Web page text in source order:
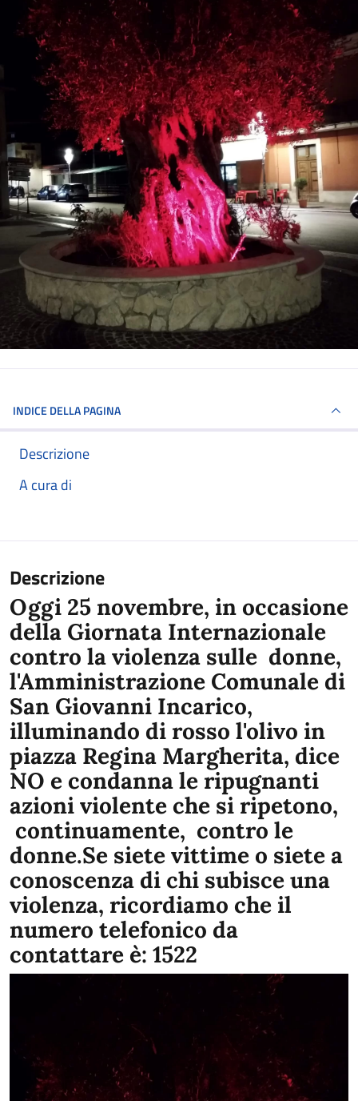
INDICE DELLA PAGINA
Descrizione
A cura di
Descrizione
Oggi 25 novembre, in occasione
della Giornata Internazionale
contro la violenza sulle donne,
l'Amministrazione Comunale di
San Giovanni Incarico,
illuminando di rosso l'olivo in
piazza Regina Margherita, dice
NO e condanna le ripugnanti
azioni violente che si ripetono,
continuamente, contro le
donne.Se siete vittime o siete a
conoscenza di chi subisce una
violenza, ricordiamo che il
numero telefonico da
contattare è: 1522